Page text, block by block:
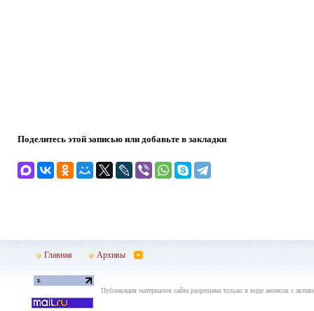
Поделитесь этой записью или добавьте в закладки
Главная Архивы
Публикация материалов сайта разрешена только в виде анонсов с